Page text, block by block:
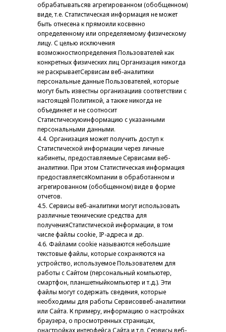
обрабатыватьсяв агрегированном (обобщенном)
виде, т.е. Статистическая информация не может
быть отнесена к прямоили косвенно
определенному или определяемому физическому
лицу. С целью исключения
возможностиопределения Пользователей как
конкретных физических лиц Организация никогда
не раскрываетСервисам веб-аналитики
персональные данные Пользователей, которые
могут быть известны организациив соответствии с
настоящей Политикой, а также никогда не
объединяет и не соотносит
Статистическуюинформацию с указанными
персональными данными.
4.4. Организация может получить доступ к
Статистической информации через личные
кабинеты, предоставляемые Сервисами веб-
аналитики. При этом Статистическая информация
предоставляетсяКомпании в обработанном и
агрегированном (обобщенном) виде в форме
отчетов.
4.5. Сервисы веб-аналитики могут использовать
различные технические средства для
полученияСтатистической информации, в том
числе файлы cookie, IP-адреса и др.
4.6. Файлами cookie называются небольшие
текстовые файлы, которые сохраняются на
устройство, используемое Пользователем для
работы с Сайтом (персональный компьютер,
смартфон, планшетныйкомпьютер и т.д.). Эти
файлы могут содержать сведения, которые
необходимы для работы Сервисоввеб-аналитики
или Сайта. К примеру, информацию о настройках
браузера, о просмотренных страницах,
онастройках интерфейса Сайта и т.п. Сервисы веб-